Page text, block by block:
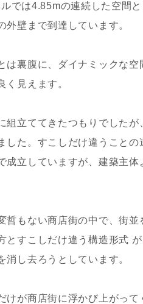
では4.85mの連続した空間
外壁まで到達しています。
は裏腹に、ダイナミックな
く見えます。
組立ててきたつもりでした
した。すこしだけ違うこと
成立していますが、建築主
哲もない商店街の中で、街
とすこしだけ違う構造形式
消し去ろうとしています。
が商店街に浮かび上がって